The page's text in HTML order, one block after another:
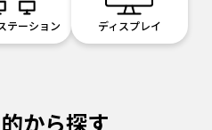
テーション ディスプレイ
から探す